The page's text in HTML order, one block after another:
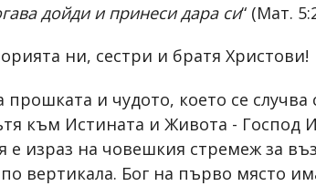
дойди и принеси дара си“ (Мат.
ни, сестри и братя Христови!
и чудото, което се случва
към Истината и Живота - Господ
израз на човешкия стремеж за
вертикала. Бог на първо място